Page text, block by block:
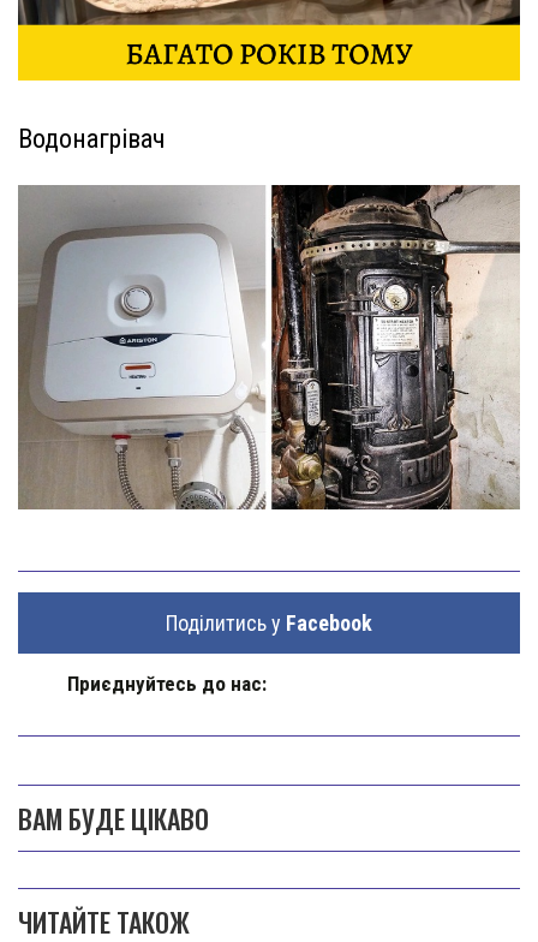
Водонагрівач
Поділитись у Facebook
Приєднуйтесь до нас:
ВАМ БУДЕ ЦІКАВО
ЧИТАЙТЕ ТАКОЖ